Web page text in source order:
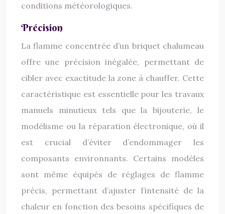
conditions météorologiques.
Précision
La flamme concentrée d’un briquet chalumeau
offre une précision inégalée, permettant de
cibler avec exactitude la zone à chauffer. Cette
caractéristique est essentielle pour les travaux
manuels minutieux tels que la bijouterie, le
modélisme ou la réparation électronique, où il
est crucial d’éviter d’endommager les
composants environnants. Certains modèles
sont même équipés de réglages de flamme
précis, permettant d’ajuster l’intensité de la
chaleur en fonction des besoins spécifiques de